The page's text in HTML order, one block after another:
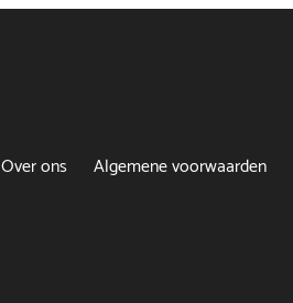
Over ons Algemene voorwaarden